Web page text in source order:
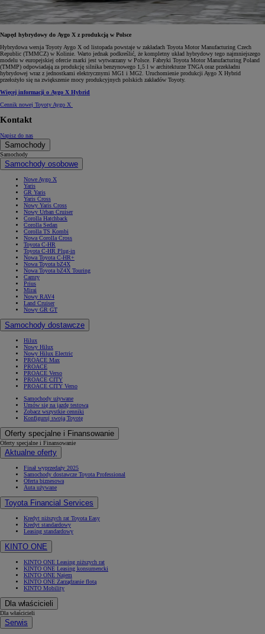
Napęd hybrydowy do Aygo X z produkcją w Polsce
Hybrydowa wersja Toyoty Aygo X od listopada powstaje w zakładach Toyota Motor Manufacturing Czech
Republic (TMMCZ) w Kolinie. Warto jednak podkreślić, że kompletny układ hybrydowy tego najmniejszego
modelu w europejskiej ofercie marki jest wytwarzany w Polsce. Fabryki Toyota Motor Manufacturing Poland
(TMMP) odpowiadają za produkcję silnika benzynowego 1,5 l w architekturze TNGA oraz przekładni
hybrydowej wraz z jednostkami elektrycznymi MG1 i MG2. Uruchomienie produkcji Aygo X Hybrid
przełożyło się na zwiększenie mocy produkcyjnych polskich zakładów Toyoty.
Więcej informacji o Aygo X Hybrid
Cennik nowej Toyoty Aygo X
Kontakt
Napisz do nas
Samochody
Samochody
Samochody osobowe
Nowe Aygo X
Yaris
GR Yaris
Yaris Cross
Nowy Yaris Cross
Nowy Urban Cruiser
Corolla Hatchback
Corolla Sedan
Corolla TS Kombi
Nowa Corolla Cross
Toyota C-HR
Toyota C-HR Plug-in
Nowa Toyota C-HR+
Nowa Toyota bZ4X
Nowa Toyota bZ4X Touring
Camry
Prius
Mirai
Nowy RAV4
Land Cruiser
Nowy GR GT
Samochody dostawcze
Hilux
Nowy Hilux
Nowy Hilux Electric
PROACE Max
PROACE
PROACE Verso
PROACE CITY
PROACE CITY Verso
Samochody używane
Umów się na jazdę testową
Zobacz wszystkie cenniki
Konfiguruj swoją Toyotę
Oferty specjalne i Finansowanie
Oferty specjalne i Finansowanie
Aktualne oferty
Finał wyprzedaży 2025
Samochody dostawcze Toyota Professional
Oferta biznesowa
Auta używane
Toyota Financial Services
Kredyt niższych rat Toyota Easy
Kredyt standardowy
Leasing standardowy
KINTO ONE
KINTO ONE Leasing niższych rat
KINTO ONE Leasing konsumencki
KINTO ONE Najem
KINTO ONE Zarządzanie flotą
KINTO Mobility
Dla właścicieli
Dla właścicieli
Serwis